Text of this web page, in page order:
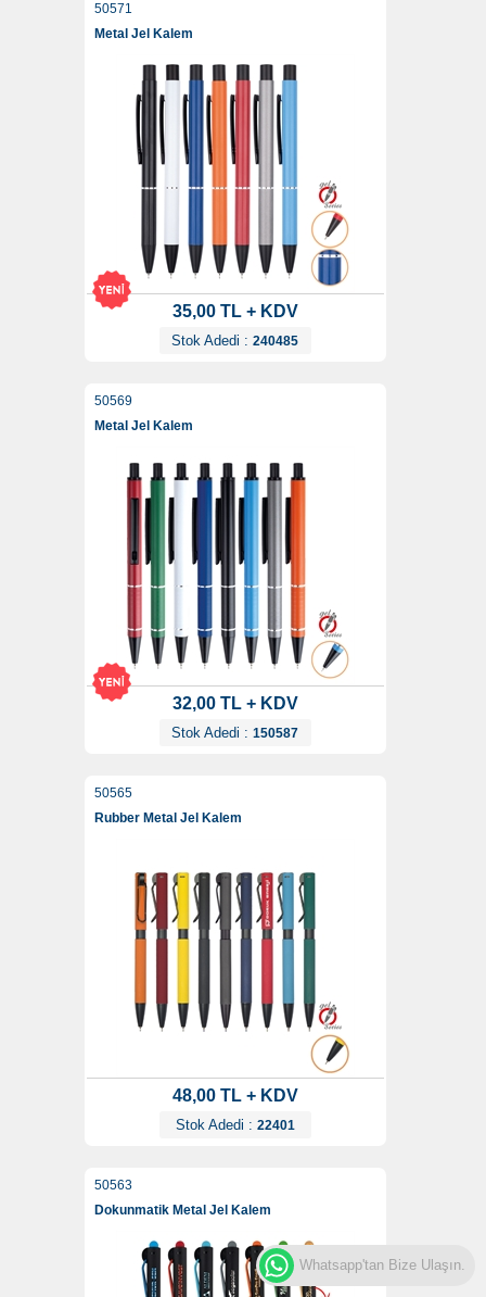
50571
Metal Jel Kalem
35,00 TL + KDV
Stok Adedi : 240485
50569
Metal Jel Kalem
32,00 TL + KDV
Stok Adedi : 150587
50565
Rubber Metal Jel Kalem
48,00 TL + KDV
Stok Adedi : 22401
50563
Dokunmatik Metal Jel Kalem
Whatsapp'tan Bize Ulaşın.